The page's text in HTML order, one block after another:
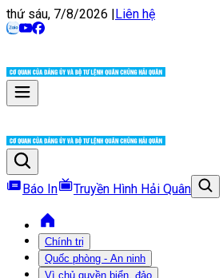
thứ sáu, 7/8/2026 |Liên hệ
Báo In Truyền Hình Hải Quân
Chính trị
Quốc phòng - An ninh
Vì chủ quyền biển, đảo